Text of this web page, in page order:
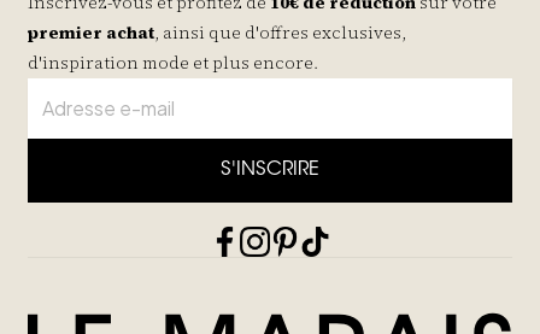
premier achat, ainsi que d'offres exclusives,
d'inspiration mode et plus encore.
S'INSCRIRE